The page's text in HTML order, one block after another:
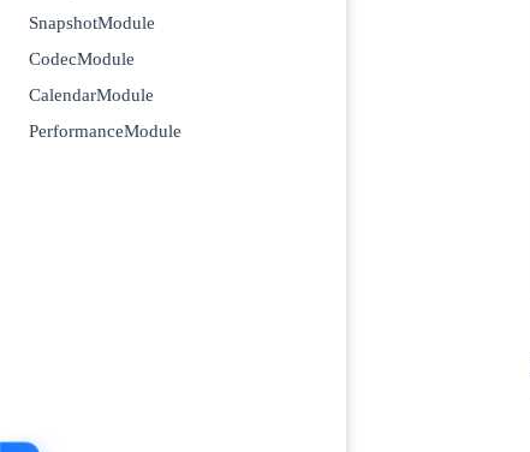
SnapshotModule
CodecModule
CalendarModule
PerformanceModule